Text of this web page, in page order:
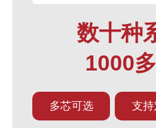
数十种
1000
多芯可选 支持